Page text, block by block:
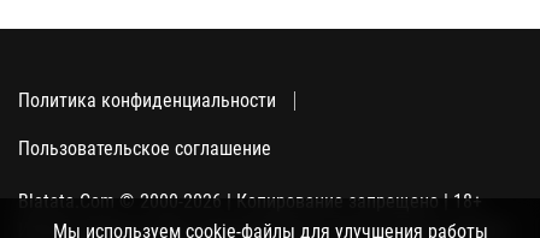
Политика конфиденциальности
Пользовательское соглашение
Blatata.Com © 2000-2026 | Копирование запрещено | 18+
Использование сайта подразумевает ваше полное согласие
Мы используем cookie-файлы для улучшения работы